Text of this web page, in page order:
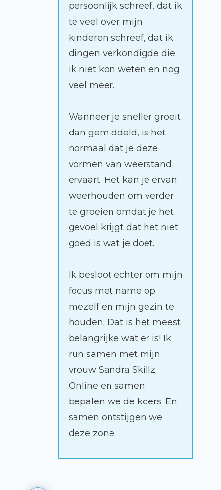
persoonlijk schreef, dat ik
te veel over mijn
kinderen schreef, dat ik
dingen verkondigde die
ik niet kon weten en nog
veel meer.
Wanneer je sneller groeit
dan gemiddeld, is het
normaal dat je deze
vormen van weerstand
ervaart. Het kan je ervan
weerhouden om verder
te groeien omdat je het
gevoel krijgt dat het niet
goed is wat je doet.
Ik besloot echter om mijn
focus met name op
mezelf en mijn gezin te
houden. Dat is het meest
belangrijke wat er is! Ik
run samen met mijn
vrouw Sandra Skillz
Online en samen
bepalen we de koers. En
samen ontstijgen we
deze zone.